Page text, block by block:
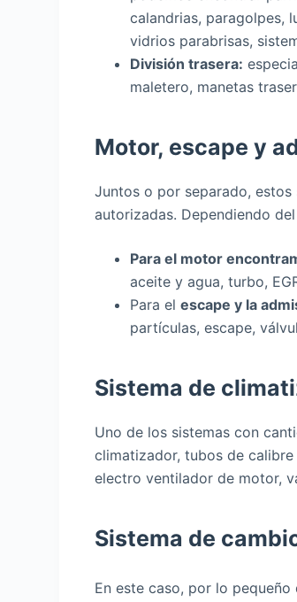
calandrias, paragolpes,
vidrios parabrisas,
División trasera:
maletero, manetas
Motor, escape y
Juntos o por separado,
autorizadas. Dependiendo
Para el motor
aceite y agua, turbo,
Para elescape y la
partículas, escape,
Sistema de
Uno de los sistemas con
climatizador, tubos de
electro ventilador de motor,
Sistema de
En este caso, por lo pequeño